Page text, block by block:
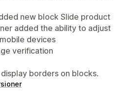
new block Slide product
added the ability to adjust
devices
verification
borders on blocks.